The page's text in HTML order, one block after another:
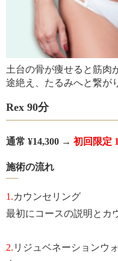
土台の骨が痩せると筋肉
途絶え、たるみへと繋が
Rex 90分
通常 ¥14,300 → 初回限定
施術の流れ
1.カウンセリング
最初にコースの説明とカ
2. リジュベネーションウ